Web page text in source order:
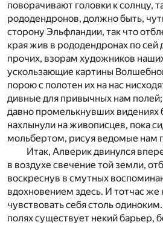
поворачивают головки к солнцу,
рододендронов, должно быть,
сторону Эльфландии, так что
края жив в рододендронах по
прочих, взорам художников
ускользающие картины
порою с полотен их на нас
дивные для привычных нам
давно промелькнувших видениях
нахлынули на живописцев, пока
мольбертом, рисуя ведомые нам
Итак, Алверик двинулся
в воздухе свечение той земли,
воскреснув в смутных
вдохновением здесь. И тотчас
чувствовать себя столь
полях существует некий барьер,